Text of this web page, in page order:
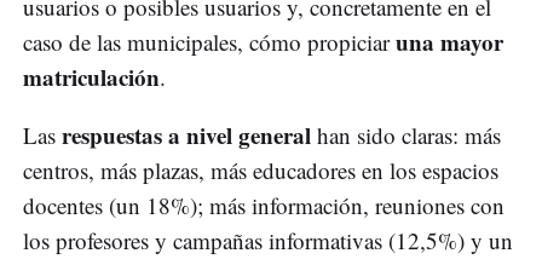
usuarios o posibles usuarios y, concretamente en el
caso de las municipales, cómo propiciaruna mayor
matriculación.
Las respuestas a nivel general han sido claras: más
centros, más plazas, más educadores en los espacios
docentes (un 18%); más información, reuniones con
los profesores y campañas informativas (12,5%) y un